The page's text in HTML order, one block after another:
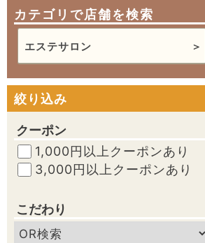
カテゴリで店舗を検索
エステサロン
絞り込み
クーポン
1,000円以上クーポンあり
3,000円以上クーポンあり
こだわり